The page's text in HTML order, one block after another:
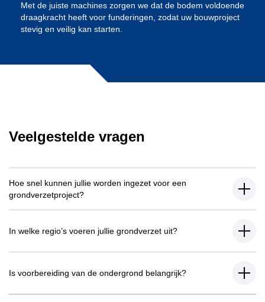
Met de juiste machines zorgen we dat de bodem voldoende
draagkracht heeft voor funderingen, zodat uw bouwproject
stevig en veilig kan starten.
Veelgestelde vragen
Hoe snel kunnen jullie worden ingezet voor een
grondverzetproject?
In welke regio’s voeren jullie grondverzet uit?
Is voorbereiding van de ondergrond belangrijk?